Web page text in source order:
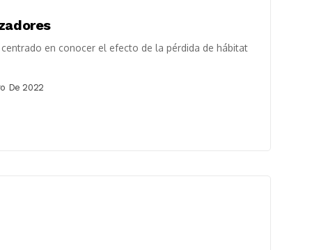
en conocer el efecto de la pérdida de hábitat
De 2022